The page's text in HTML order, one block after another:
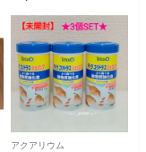
アクアリウム